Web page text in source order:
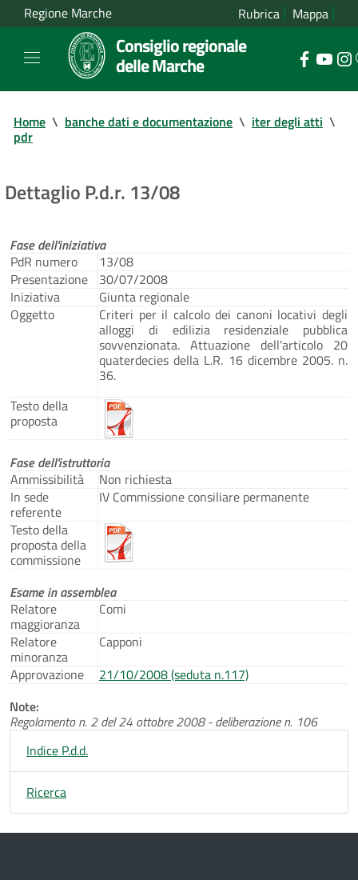
Regione Marche Rubrica Mappa
Consiglio regionale
delle Marche
Home \ banche dati e documentazione \ iter degli atti \
pdr
Dettaglio P.d.r. 13/08
Fase dell'iniziativa
PdR numero
13/08
Presentazione
30/07/2008
Iniziativa
Giunta regionale
Oggetto
Criteri per il calcolo dei canoni locativi degli
alloggi di edilizia residenziale pubblica
sovvenzionata. Attuazione dell'articolo 20
quaterdecies della L.R. 16 dicembre 2005. n.
36.
Testo della
proposta
Fase dell'istruttoria
Ammissibilità
Non richiesta
In sede
referente
IV Commissione consiliare permanente
Testo della
proposta della
commissione
Esame in assemblea
Relatore
maggioranza
Comi
Relatore
minoranza
Capponi
Approvazione
21/10/2008 (seduta n.117)
Note:
Regolamento n. 2 del 24 ottobre 2008 - deliberazione n. 106
Indice P.d.d.
Ricerca